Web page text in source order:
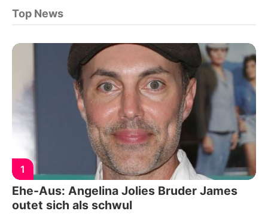
Top News
1
Ehe-Aus: Angelina Jolies Bruder James
outet sich als schwul